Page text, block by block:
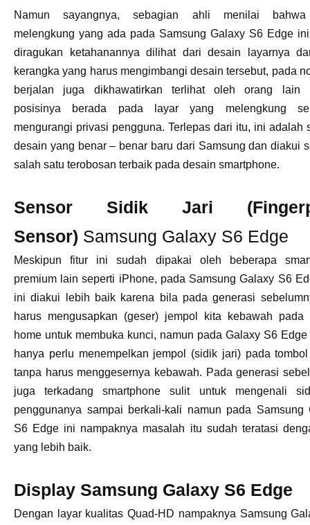
Namun sayangnya, sebagian ahli menilai
melengkung yang ada pada Samsung Galaxy S6 Edge
diragukan ketahanannya dilihat dari desain layarnya
kerangka yang harus mengimbangi desain tersebut, pada
berjalan juga dikhawatirkan terlihat oleh orang lain
posisinya berada pada layar yang melengkung
mengurangi privasi pengguna. Terlepas dari itu, ini adalah
desain yang benar – benar baru dari Samsung dan diakui
salah satu terobosan terbaik pada desain smartphone.
Sensor Sidik Jari
Sensor) Samsung Galaxy S6 Edge
Meskipun fitur ini sudah dipakai oleh beberapa
premium lain seperti iPhone, pada Samsung Galaxy S6
ini diakui lebih baik karena bila pada generasi
harus mengusapkan (geser) jempol kita kebawah pada
home untuk membuka kunci, namun pada Galaxy S6
hanya perlu menempelkan jempol (sidik jari) pada
tanpa harus menggesernya kebawah. Pada generasi
juga terkadang smartphone sulit untuk mengenali
penggunanya sampai berkali-kali namun pada Samsung
S6 Edge ini nampaknya masalah itu sudah teratasi
yang lebih baik.
Display Samsung Galaxy S6 Edge
Dengan layar kualitas Quad-HD nampaknya Samsung